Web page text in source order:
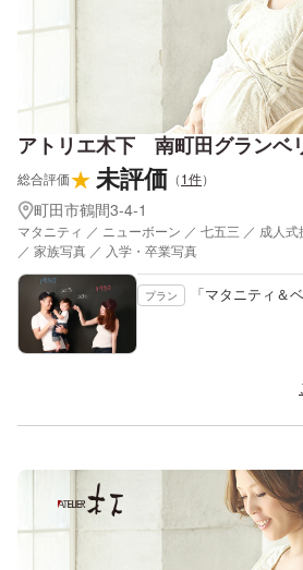
アトリエ木下 南町田グランベ
総合評価★未評価 （1件）
町田市鶴間3-4-1
マタニティ ／ ニューボーン ／ 七五三 ／ 成人
／ 家族写真 ／ 入学・卒業写真
プラン 「マタニティ＆